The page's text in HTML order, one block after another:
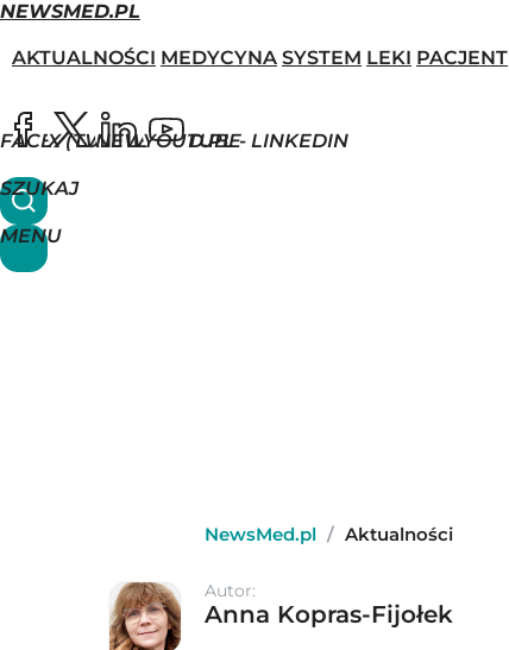
NEWSMED.PL
AKTUALNOŚCI MEDYCYNA SYSTEM LEKI PACJENT
FACEBOOK
X (TWITTER)
NEWSMED.PL - LINKEDIN
YOUTUBE
SZUKAJ
MENU
NewsMed.pl / Aktualności
Autor:
Anna Kopras-Fijołek